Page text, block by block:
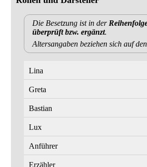
Die Besetzung ist in der
überprüft bzw. ergänzt.
Altersangaben beziehen sich auf
Lina
Greta
Bastian
Lux
Anführer
Erzähler